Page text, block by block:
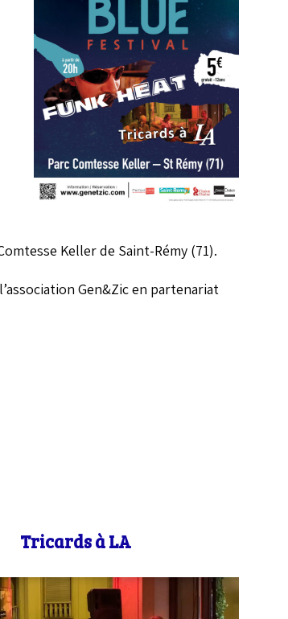
Keller de Saint-Rémy (71).
Gen&Zic en partenariat
Tricards à LA